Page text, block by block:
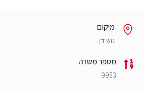
מיקום
גוש דן
מספר משרה
9953